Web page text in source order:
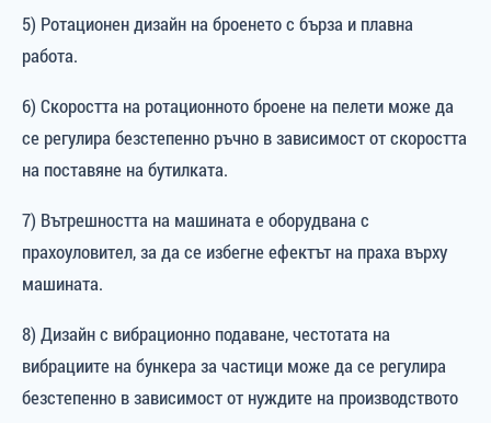
5) Ротационен дизайн на броенето с бърза и плавна
работа.
6) Скоростта на ротационното броене на пелети може да
се регулира безстепенно ръчно в зависимост от скоростта
на поставяне на бутилката.
7) Вътрешността на машината е оборудвана с
прахоуловител, за да се избегне ефектът на праха върху
машината.
8) Дизайн с вибрационно подаване, честотата на
вибрациите на бункера за частици може да се регулира
безстепенно в зависимост от нуждите на производството